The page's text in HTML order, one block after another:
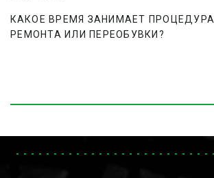
КАКОЕ ВРЕМЯ ЗАНИМАЕТ ПРОЦЕДУРА
РЕМОНТА ИЛИ ПЕРЕОБУВКИ?